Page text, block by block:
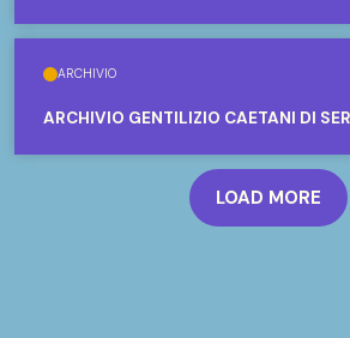
ARCHIVIO
ARCHIVIO GENTILIZIO CAETANI DI
LOAD MORE